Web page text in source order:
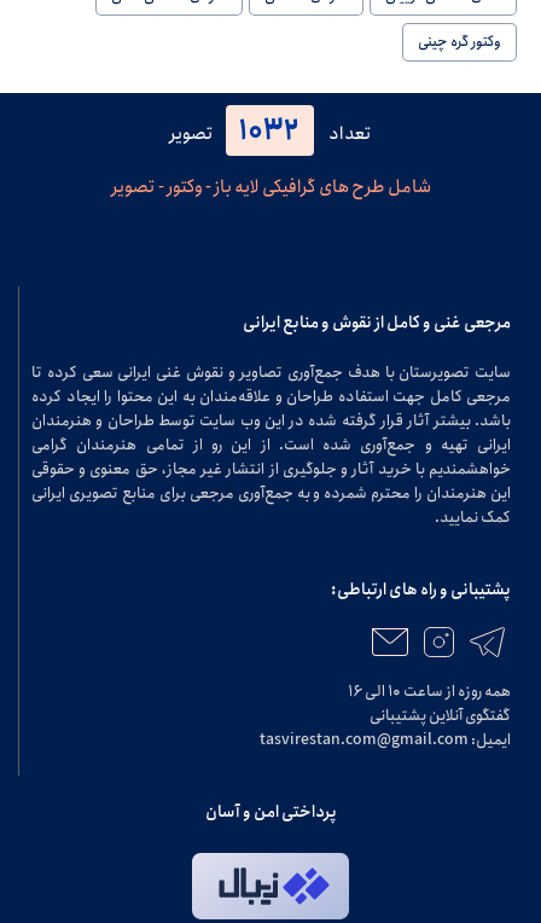
وکتور گره چینی
تعداد 1032
تصویر
شامل طرح های گرافیکی لایه باز - وکتور - تصویر
مرجعی غنی و کامل از نقوش و منابع ایرانی
سایت تصویرستان با هدف جمع‌آوری تصاویر و نقوش غنی ایرانی سعی کرده تا
مرجعی کامل جهت استفاده طراحان و علاقه‌مندان به این محتوا را ایجاد کرده
باشد. بیشتر آثار قرار گرفته شده در این وب سایت توسط طراحان و هنرمندان
ایرانی تهیه و جمع‌آوری شده است. از این رو از تمامی هنرمندان گرامی
خواهشمندیم با خرید آثار و جلوگیری از انتشار غیر مجاز، حق معنوی و حقوقی
این هنرمندان را محترم شمرده و به جمع‌آوری مرجعی برای منابع تصویری ایرانی
کمک نمایید.
پشتیبانی و راه های ارتباطی:
همه روزه از ساعت ۱۰ الی ۱۶
گفتگوی آنلاین پشتیبانی
ایمیل: tasvirestan.com@gmail.com
پرداختی امن و آسان